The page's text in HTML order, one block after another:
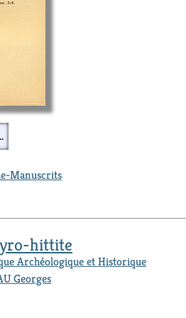
Manuscrits
hittite
Archéologique et Historique
Georges